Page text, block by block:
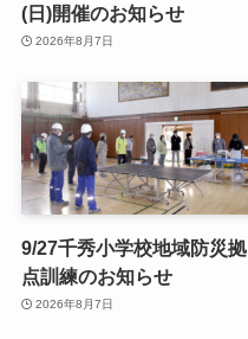
(日)開催のお知らせ
2026年8月7日
9/27千秀小学校地域防災拠
点訓練のお知らせ
2026年8月7日